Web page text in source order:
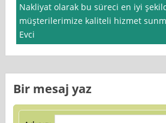
Nakliyat olarak bu süreci en iyi
müşterilerimize kaliteli hizmet
Evci
Bir mesaj yaz